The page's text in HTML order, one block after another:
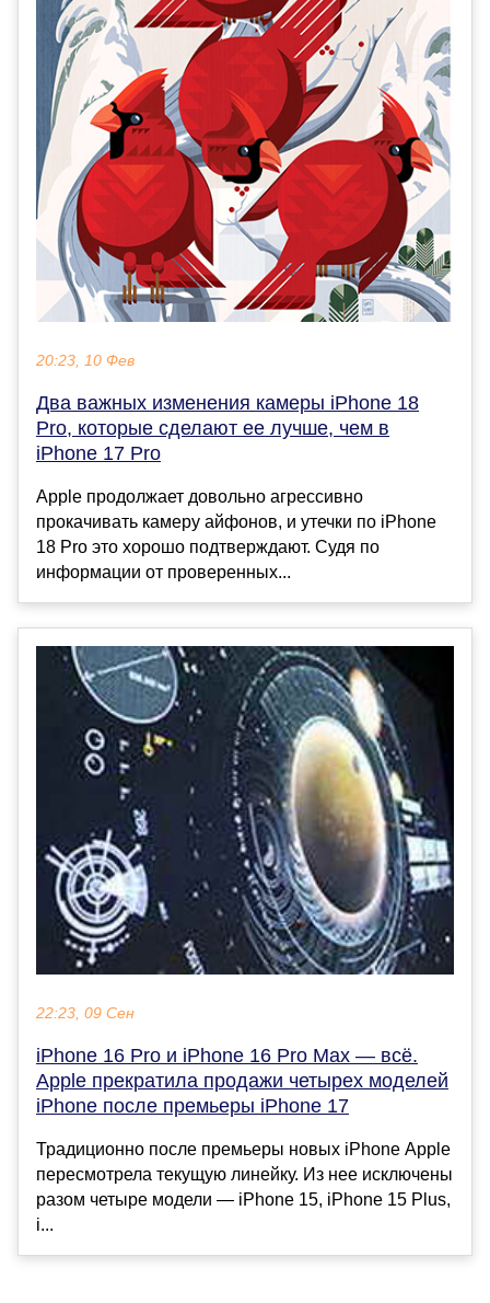
20:23, 10 Фев
Два важных изменения камеры iPhone 18
Pro, которые сделают ее лучше, чем в
iPhone 17 Pro
Apple продолжает довольно агрессивно
прокачивать камеру айфонов, и утечки по iPhone
18 Pro это хорошо подтверждают. Судя по
информации от проверенных...
22:23, 09 Сен
iPhone 16 Pro и iPhone 16 Pro Max — всё.
Apple прекратила продажи четырех моделей
iPhone после премьеры iPhone 17
Традиционно после премьеры новых iPhone Apple
пересмотрела текущую линейку. Из нее исключены
разом четыре модели — iPhone 15, iPhone 15 Plus,
i...